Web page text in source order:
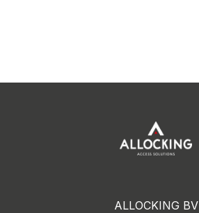
ALLOCKING BV